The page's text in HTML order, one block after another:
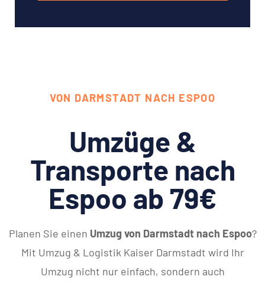
VON DARMSTADT NACH ESPOO
Umzüge &
Transporte nach
Espoo ab 79€
Planen Sie einen Umzug von Darmstadt nach Espoo?
Mit Umzug & Logistik Kaiser Darmstadt wird Ihr
Umzug nicht nur einfach, sondern auch